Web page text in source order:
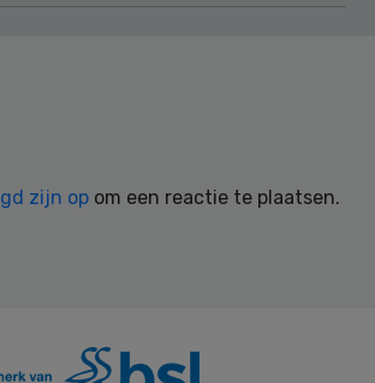
zijn op om een reactie te plaatsen.